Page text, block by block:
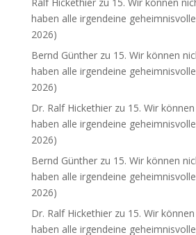
haben alle irgendeine
2026)
Bernd Güntherzu 15. Wir können
haben alle irgendeine
2026)
Dr. Ralf Hickethierzu 15. Wir
haben alle irgendeine
2026)
Bernd Güntherzu 15. Wir können
haben alle irgendeine
2026)
Dr. Ralf Hickethierzu 15. Wir
haben alle irgendeine